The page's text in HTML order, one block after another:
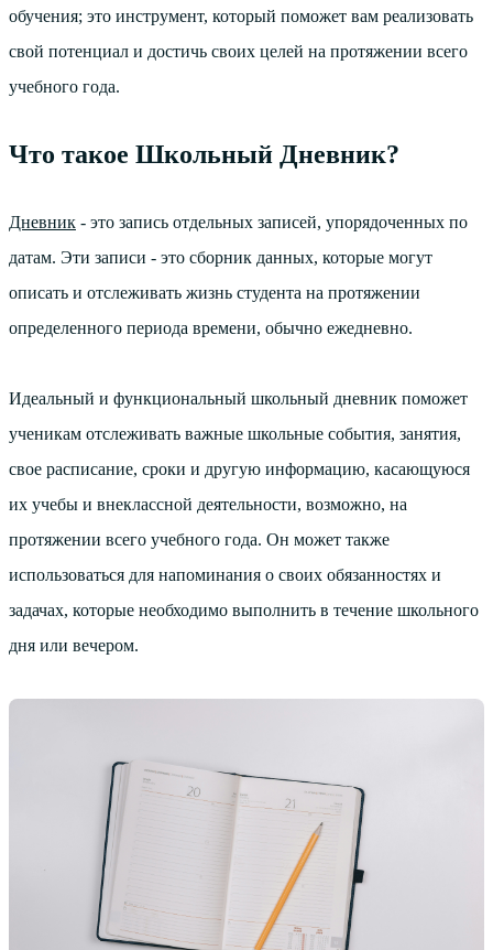
обучения; это инструмент, который поможет вам реализовать
свой потенциал и достичь своих целей на протяжении всего
учебного года.
Что такое Школьный Дневник?
Дневник - это запись отдельных записей, упорядоченных по
датам. Эти записи - это сборник данных, которые могут
описать и отслеживать жизнь студента на протяжении
определенного периода времени, обычно ежедневно.
Идеальный и функциональный школьный дневник поможет
ученикам отслеживать важные школьные события, занятия,
свое расписание, сроки и другую информацию, касающуюся
их учебы и внеклассной деятельности, возможно, на
протяжении всего учебного года. Он может также
использоваться для напоминания о своих обязанностях и
задачах, которые необходимо выполнить в течение школьного
дня или вечером.